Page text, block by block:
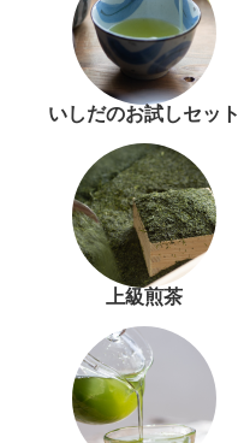
いしだのお試しセット
上級煎茶